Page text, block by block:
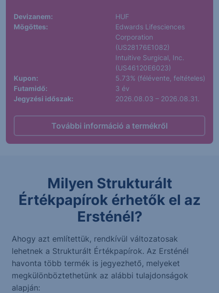
Devizanem:
HUF
Mögöttes:
Edwards Lifesciences
Corporation
(US28176E1082)
Intuitive Surgical, Inc.
(US46120E6023)
Kupon:
5.73% (félévente, feltételes)
Futamidő:
3 év
Jegyzési időszak:
2026.08.03 – 2026.08.31.
További információ a termékről
Milyen Strukturált
Értékpapírok érhetők el az
Ersténél?
Ahogy azt említettük, rendkívül változatosak
lehetnek a Strukturált Értékpapírok. Az Ersténél
havonta több termék is jegyezhető, melyeket
megkülönböztethetünk az alábbi tulajdonságok
alapján: